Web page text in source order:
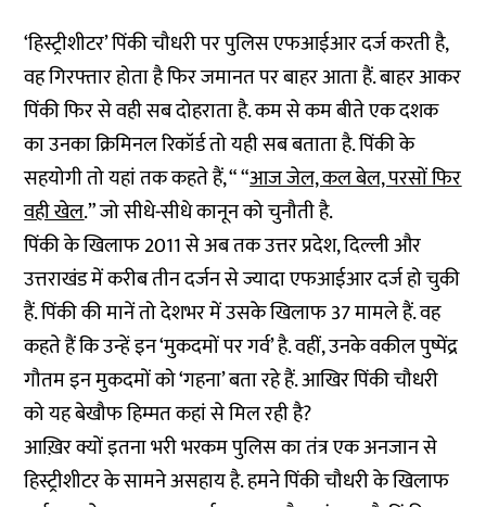
‘हिस्ट्रीशीटर’ पिंकी चौधरी पर पुलिस एफआईआर दर्ज करती है,
वह गिरफ्तार होता है फिर जमानत पर बाहर आता हैं. बाहर आकर
पिंकी फिर से वही सब दोहराता है. कम से कम बीते एक दशक
का उनका क्रिमिनल रिकॉर्ड तो यही सब बताता है. पिंकी के
सहयोगी तो यहां तक कहते हैं, “ “आज जेल, कल बेल, परसों फिर
वही खेल.” जो सीधे-सीधे कानून को चुनौती है.
पिंकी के खिलाफ 2011 से अब तक उत्तर प्रदेश, दिल्ली और
उत्तराखंड में करीब तीन दर्जन से ज्यादा एफआईआर दर्ज हो चुकी
हैं. पिंकी की मानें तो देशभर में उसके खिलाफ 37 मामले हैं. वह
कहते हैं कि उन्हें इन ‘मुकदमों पर गर्व’ है. वहीं, उनके वकील पुष्पेंद्र
गौतम इन मुकदमों को ‘गहना’ बता रहे हैं. आखिर पिंकी चौधरी
को यह बेखौफ हिम्मत कहां से मिल रही है?
आख़िर क्यों इतना भरी भरकम पुलिस का तंत्र एक अनजान से
हिस्ट्रीशीटर के सामने असहाय है. हमने पिंकी चौधरी के खिलाफ